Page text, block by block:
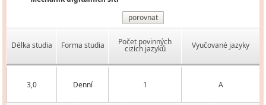
porovnat
Délka studia Forma studia Počet povinných
cizích jazyků Vyučované jazyky
3,0 Denní 1 A